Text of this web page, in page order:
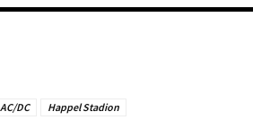
AC/DC Happel Stadion